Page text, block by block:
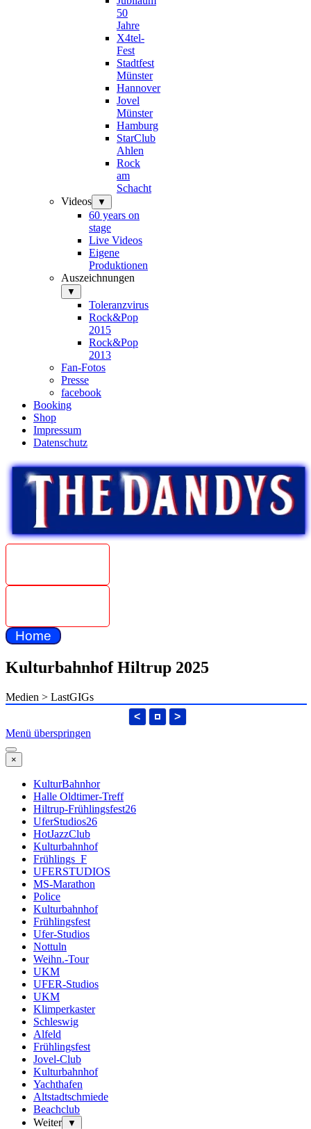
50
Jahre
X4tel-
Fest
Stadtfest
Münster
Hannover
Jovel
Münster
Hamburg
StarClub
Ahlen
Rock
am
Schacht
Videos
▼
60 years on
stage
Live Videos
Eigene
Produktionen
Auszeichnungen
▼
Toleranzvirus
Rock&Pop
2015
Rock&Pop
2013
Fan-Fotos
Presse
facebook
Booking
Shop
Impressum
Datenschutz
Home
Kulturbahnhof Hiltrup 2025
Medien > LastGIGs
<
>
Menü überspringen
×
KulturBahnhor
Halle Oldtimer-Treff
Hiltrup-Frühlingsfest26
UferStudios26
HotJazzClub
Kulturbahnhof
Frühlings_F
UFERSTUDIOS
MS-Marathon
Police
Kulturbahnhof
Frühlingsfest
Ufer-Studios
Nottuln
Weihn.-Tour
UKM
UFER-Studios
UKM
Klimperkaster
Schleswig
Alfeld
Frühlingsfest
Jovel-Club
Kulturbahnhof
Yachthafen
Altstadtschmiede
Beachclub
Weiter
▼